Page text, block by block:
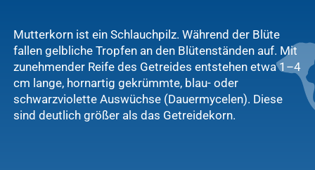
Mutterkorn ist ein Schlauchpilz. Während der Blüte
fallen gelbliche Tropfen an den Blütenständen auf. Mit
zunehmender Reife des Getreides entstehen etwa 1–4
cm lange, hornartig gekrümmte, blau- oder
schwarzviolette Auswüchse (Dauermycelen). Diese
sind deutlich größer als das Getreidekorn.